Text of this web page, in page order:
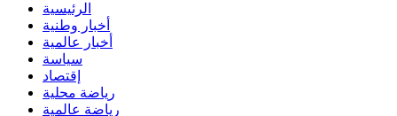
الرئيسية
أخبار وطنية
أخبار عالمية
سياسة
إقتصاد
رياضة محلية
رياضة عالمية